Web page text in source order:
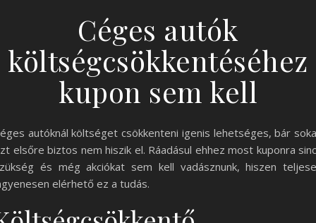
Céges autók
költségcsökkentéséhez
kupon sem kell
autóknál költséget csökkenteni igenis lehetséges, bár
elsőre biztos nem hiszik el. Ráadásul ehhez most kuponra
és még akciókat sem kell vadásznunk, hiszen
elérhető ez a tudás.